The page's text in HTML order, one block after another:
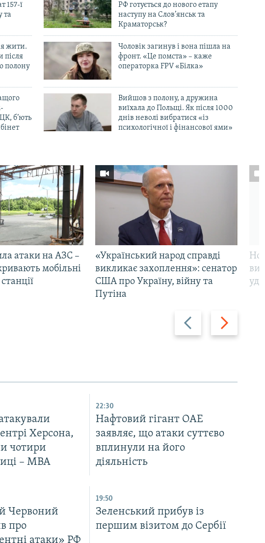
157-ї
та
РФ готується до нового етапу
наступу на Слов’янськ та
Краматорськ?
жити.
після
полону
Чоловік загинув і вона пішла на
фронт. «Це помста» – каже
операторка FPV «Білка»
б’ють
Вийшов з полону, а дружина
виїхала до Польщі. Як після 1000
днів неволі вибратися «із
психологічної і фінансової ями»
Назад Вперед
атаки на АЗС –
мобільні
«Український народ справді
викликає захоплення»: сенатор
США про Україну, війну та
Путіна
Херсона,
чотири
– МВА
22:30
Нафтовий гігант ОАЕ
заявляє, що атаки суттєво
вплинули на його
діяльність
Червоний
про
атаки» РФ
19:50
Зеленський прибув із
першим візитом до Сербії